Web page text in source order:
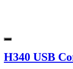
H340 USB